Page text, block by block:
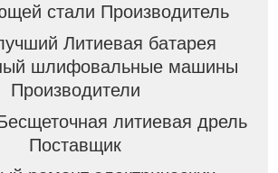
стали Производитель
Литиевая батарея
шлифовальные машины
Производители
литиевая дрель
Поставщик